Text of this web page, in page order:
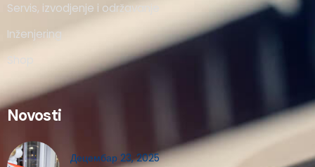
Servis, izvodjenje i održavanje
Inženjering
Shop
Novosti
Децембар 23, 2025